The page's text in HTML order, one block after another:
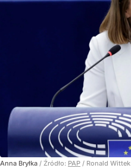
Anna Bryłka / Źródło: PAP / Ronald Wittek